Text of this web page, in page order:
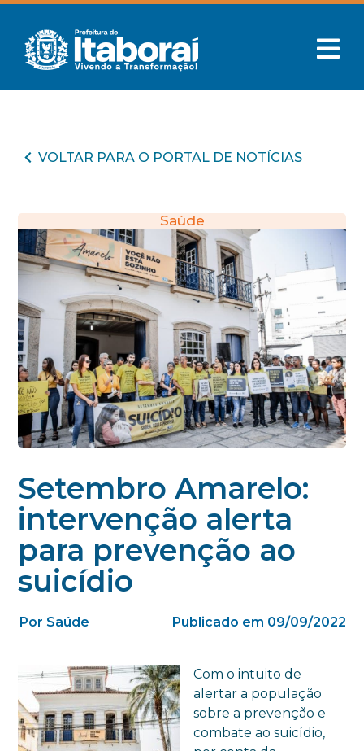
VOLTAR PARA O PORTAL DE NOTÍCIAS
Saúde
Setembro Amarelo:
intervenção alerta
para prevenção ao
suicídio
Por Saúde Publicado em 09/09/2022
Com o intuito de
alertar a população
sobre a prevenção e
combate ao suicídio,